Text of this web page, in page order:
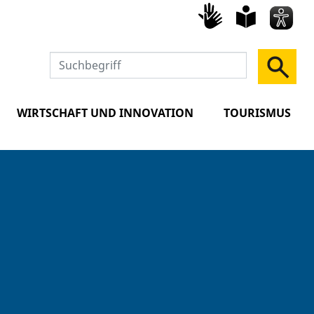
WIRTSCHAFT UND INNOVATION TOURISMUS